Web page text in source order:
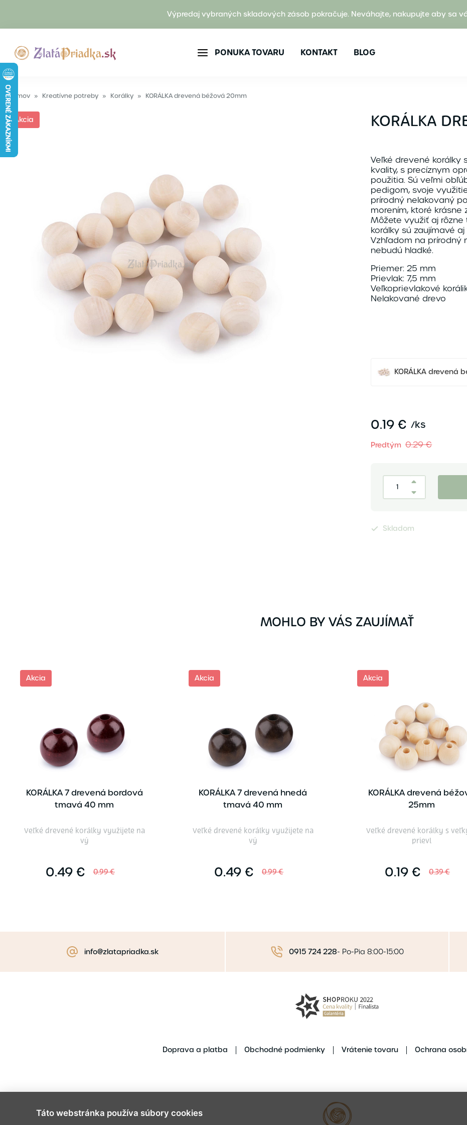
Výpredaj vybraných skladových zásob pokračuje. Neváhajte, nakupujte aby sa
PONUKA TOVARU KONTAKT BLOG
Domov » Kreatívne potreby » Korálky » KORÁLKA drevená béžová 20mm
Akcia KORÁLKA
Veľké drevené korálky
kvality, s precíznym
použitia. Sú veľmi
pedigom, svoje
prírodný nelakovaný
morením, ktoré krásne
Môžete využiť aj
korálky sú zaujímavé
Vzhľadom na prírodný
nebudú hladké.
Priemer: 25 mm
Prievlak: 7,5 mm
Veľkoprievlakové
Nelakované drevo
KORÁLKA drevená
0.19 € /ks
Predtým 0.29 €
Skladom
MOHLO BY VÁS ZAUJÍMAŤ
Akcia
KORÁLKA 7 drevená bordová
tmavá 40 mm
Veľké drevené korálky využijete na
vý
0.49 € 0.99 €
Akcia
KORÁLKA 7 drevená hnedá
tmavá 40 mm
Veľké drevené korálky využijete na
vý
0.49 € 0.99 €
Akcia
KORÁLKA drevená
25mm
Veľké drevené korálky s
prievl
0.19 € 0.39 €
info@zlatapriadka.sk 0915 724 228- Po-Pia 8:00-15:00
Doprava a platba Obchodné podmienky Vrátenie tovaru Ochrana
Táto webstránka používa súbory cookies